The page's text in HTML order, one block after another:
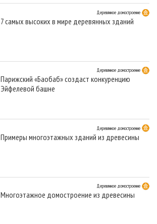
Деревянное домостроение
7 самых высоких в мире деревянных зданий
Деревянное домостроение
Парижский «Баобаб» создаст конкуренцию
Эйфелевой башне
Деревянное домостроение
Примеры многоэтажных зданий из древесины
Деревянное домостроение
Многоэтажное домостроение из древесины